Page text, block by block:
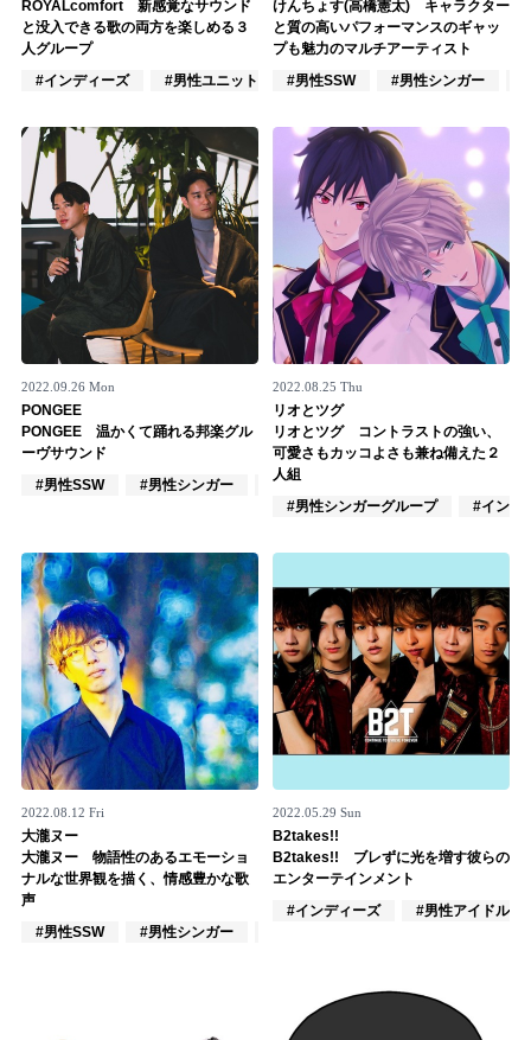
記事リクエスト
ログイン
LINK
muevoクラウドファンディング
muevoコミュニティ
ぶいクラ！by muevo
ぶいコミュ！by muevo
ぶいマガ！ by muevo
ROYALcomfort 新感覚なサウンド
と没入できる歌の両方を楽しめる３
人グループ
#インディーズ
#男性ユニット #作詞/作曲家
けんちょす(高橋憲太) キャラクター
と質の高いパフォーマンスのギャッ
プも魅力のマルチアーティスト
#男性SSW
#男性シンガー
2022.09.26 Mon
PONGEE
PONGEE 温かくて踊れる邦楽グル
ーヴサウンド
#男性SSW
#男性シンガー #男性シンガーグループ
2022.08.25 Thu
リオとツグ
リオとツグ コントラストの強い、
可愛さもカッコよさも兼ね備えた２
人組
#男性シンガーグループ
#インデ
2022.08.12 Fri
大瀧ヌー
大瀧ヌー 物語性のあるエモーショ
ナルな世界観を描く、情感豊かな歌
声
#男性SSW
#男性シンガー
2022.05.29 Sun
B2takes!!
B2takes!! ブレずに光を増す彼らの
エンターテインメント
#インディーズ
#男性アイドル